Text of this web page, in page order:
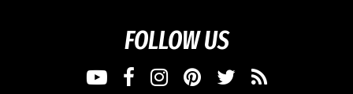
FOLLOW US